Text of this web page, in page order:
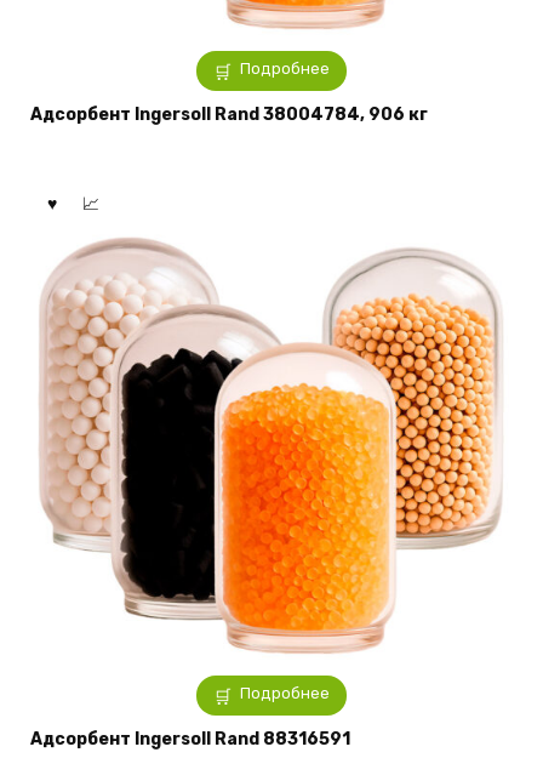
Подробнее
Адсорбент Ingersoll Rand 38004784, 906 кг
Подробнее
Адсорбент Ingersoll Rand 88316591